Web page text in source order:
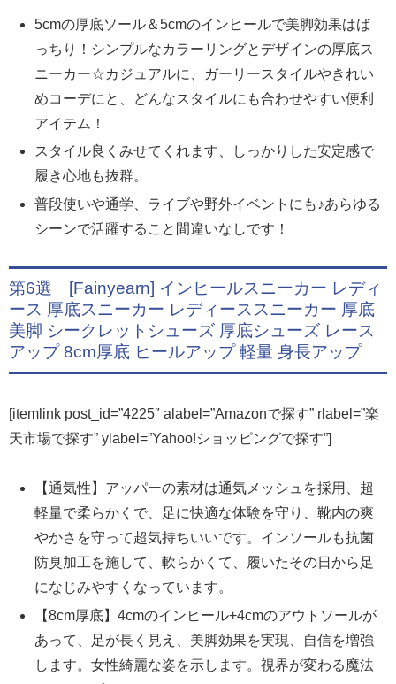
5cmの厚底ソール＆5cmのインヒールで美脚効果はば
っちり！シンプルなカラーリングとデザインの厚底ス
ニーカー☆カジュアルに、ガーリースタイルやきれい
めコーデにと、どんなスタイルにも合わせやすい便利
アイテム！
スタイル良くみせてくれます、しっかりした安定感で
履き心地も抜群。
普段使いや通学、ライブや野外イベントにも♪あらゆる
シーンで活躍すること間違いなしです！
第6選 [Fainyearn] インヒールスニーカー レディ
ース 厚底スニーカー レディーススニーカー 厚底
美脚 シークレットシューズ 厚底シューズ レース
アップ 8cm厚底 ヒールアップ 軽量 身長アップ
[itemlink post_id=”4225″ alabel=”Amazonで探す” rlabel=”楽
天市場で探す” ylabel=”Yahoo!ショッピングで探す”]
【通気性】アッパーの素材は通気メッシュを採用、超
軽量で柔らかくで、足に快適な体験を守り、靴内の爽
やかさを守って超気持ちいいです。インソールも抗菌
防臭加工を施して、軟らかくて、履いたその日から足
になじみやすくなっています。
【8cm厚底】4cmのインヒール+4cmのアウトソールが
あって、足が長く見え、美脚効果を実現、自信を増強
します。女性綺麗な姿を示します。視界が変わる魔法